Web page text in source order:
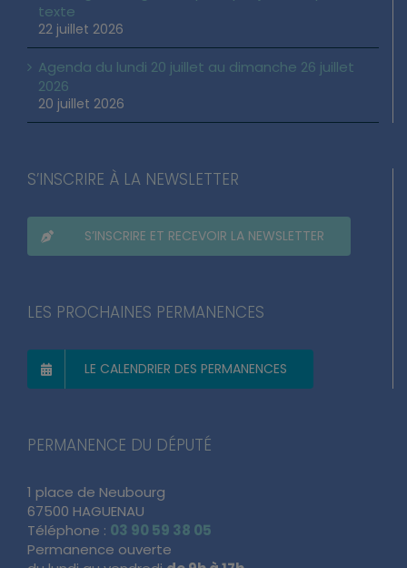
texte
22 juillet 2026
Agenda du lundi 20 juillet au dimanche 26 juillet
2026
20 juillet 2026
S’INSCRIRE À LA NEWSLETTER
S’INSCRIRE ET RECEVOIR LA NEWSLETTER
LES PROCHAINES PERMANENCES
LE CALENDRIER DES PERMANENCES
PERMANENCE DU DÉPUTÉ
1 place de Neubourg
67500 HAGUENAU
Téléphone : 03 90 59 38 05
Permanence ouverte